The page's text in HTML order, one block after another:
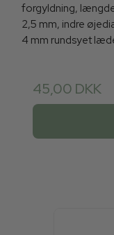
forgyldning,
2,5 mm, indre
4 mm rundsyet
45,00 DKK